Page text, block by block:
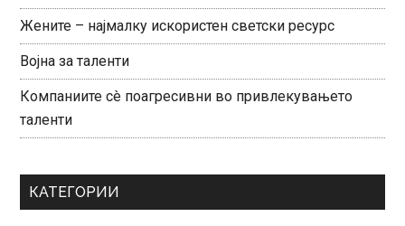
Жените – најмалку искористен светски ресурс
Војна за таленти
Компаниите сè поагресивни во привлекувањето
таленти
КАТЕГОРИИ